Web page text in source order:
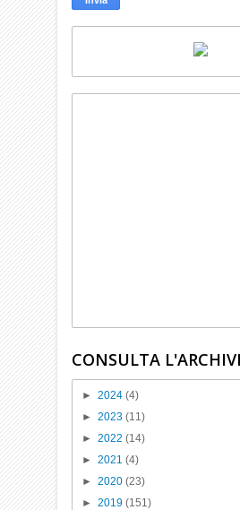
CONSULTA
►2024(4)
►2023(11)
►2022(14)
►2021(4)
►2020(23)
►2019(151)